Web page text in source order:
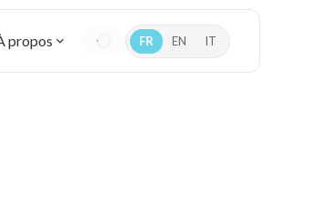
propos FR EN IT